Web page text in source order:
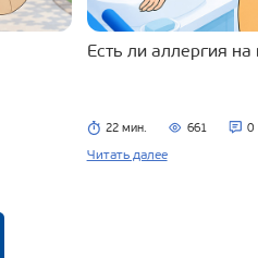
Есть ли аллергия на
22 мин. 661 0
Читать далее